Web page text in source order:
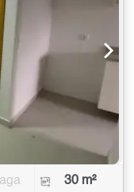
30 m²